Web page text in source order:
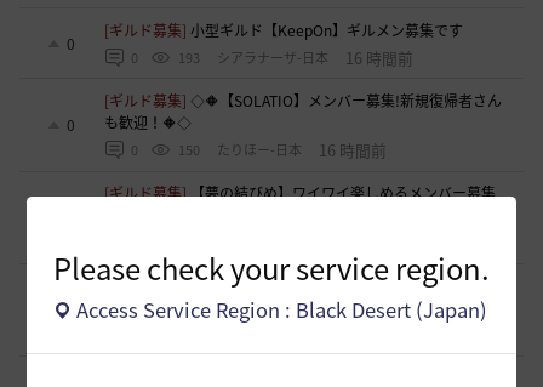
Please check your service region.
Access Service Region : Black Desert (Japan)
0
[ギルド募集]小型ギルド【KeepOn】ギルメン募集です
0 193 シアラナーザ-日本 16 時間前
0
[ギルド募集]◇🔶【SOLATIO】メンバー募集!新規復帰者さん
も歓迎！🔶◇
0 150 たりほー-日本 16 時間前
[ギルド募集]【夢の結びめ】ワイワイ楽しめるメンバー募集
0
[ギルド募集]【クラバート】初心者、復帰、ベテラン、移
籍、チャットが苦手な方も歓迎致します